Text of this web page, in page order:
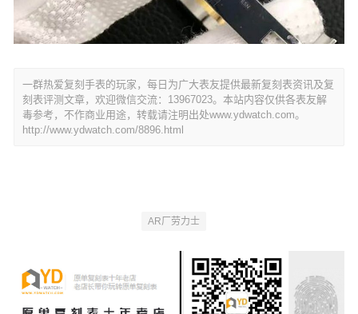
一群热爱复刻手表的玩家，每日为广大表友提供最新复刻表资讯及复
刻表评测文章，欢迎微信交流：13967023。本站内容仅供各表友解
毒参考，不作商业用途，转载请注明出处www.ydwatch.com。
http://www.ydwatch.com/8896.html
AR厂劳力士